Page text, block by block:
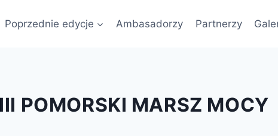
Poprzednie edycje Ambasadorzy Partnerzy
III POMORSKI MARSZ MOCY